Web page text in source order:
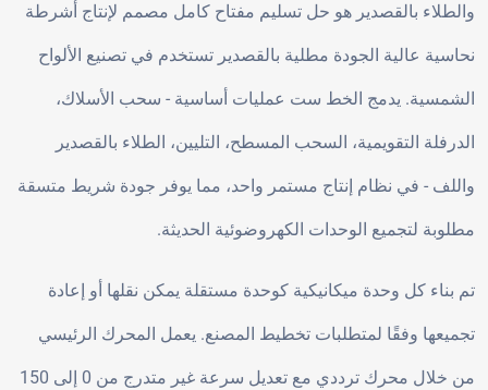
والطلاء بالقصدير هو حل تسليم مفتاح كامل مصمم لإنتاج أشرطة
نحاسية عالية الجودة مطلية بالقصدير تستخدم في تصنيع الألواح
الشمسية. يدمج الخط ست عمليات أساسية - سحب الأسلاك،
الدرفلة التقويمية، السحب المسطح، التليين، الطلاء بالقصدير
واللف - في نظام إنتاج مستمر واحد، مما يوفر جودة شريط متسقة
مطلوبة لتجميع الوحدات الكهروضوئية الحديثة.
تم بناء كل وحدة ميكانيكية كوحدة مستقلة يمكن نقلها أو إعادة
تجميعها وفقًا لمتطلبات تخطيط المصنع. يعمل المحرك الرئيسي
من خلال محرك ترددي مع تعديل سرعة غير متدرج من 0 إلى 150